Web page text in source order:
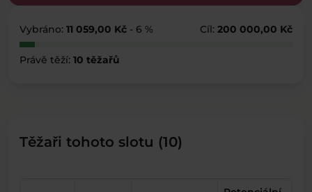
Vybráno: 11 059,00 Kč - 6 % Cíl: 200 000,00 Kč
Právě těží: 10 těžařů
Těžaři tohoto slotu (10)